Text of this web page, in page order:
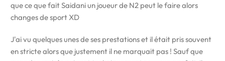
que ce que fait Saidani un joueur de N2 peut le faire alors
changes de sport XD
J'ai vu quelques unes de ses prestations et il était pris souvent
en stricte alors que justement il ne marquait pas ! Sauf que